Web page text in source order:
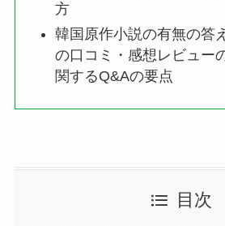
方
韓国原作小説の有無の答
の口コミ・感想レビュー
関するQ&Aの要点
目次